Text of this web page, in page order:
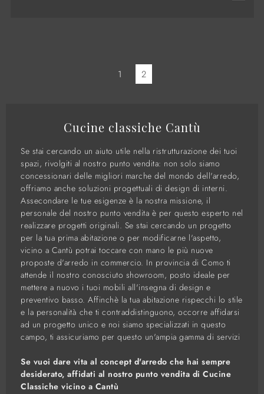
1 2
Cucine classiche Cantù
Se stai cercando un aiuto utile nella ristrutturazione dei tuoi
spazi, rivolgiti al nostro punto vendita: non solo siamo
concessionari delle migliori marche del mondo dell'arredo,
offriamo anche soluzioni progettuali di design di interni.
Assecondare le tue esigenze è la nostra missione, il
personale del nostro punto vendita è per questo esperto nel
realizzare progetti originali. Se stai cercando un progetto
per la tua prima abitazione o per modificarne l'aspetto,
vicino a Cantù potrai toccare con mano le più nuove
proposte d'arredo in commercio. In provincia di Como ti
attende il nostro conosciuto showroom, posto ideale per
mettere a nuovo i tuoi mobili all'insegna di design e
preventivo basso. Affinchè la tua abitazione rispecchi lo stile
e la personalità che ti contraddistinguono, occorre affidarsi
ad un progetto unico e noi siamo specializzati in questo
campo, ti assicuriamo per questo un'ampia gamma di servizi
Se vuoi dare vita al concept d'arredo che hai sempre
desiderato, affidati al nostro punto vendita di Cucine
Classiche vicino a Cantù